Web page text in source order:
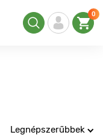
0
Legnépszerűbbek